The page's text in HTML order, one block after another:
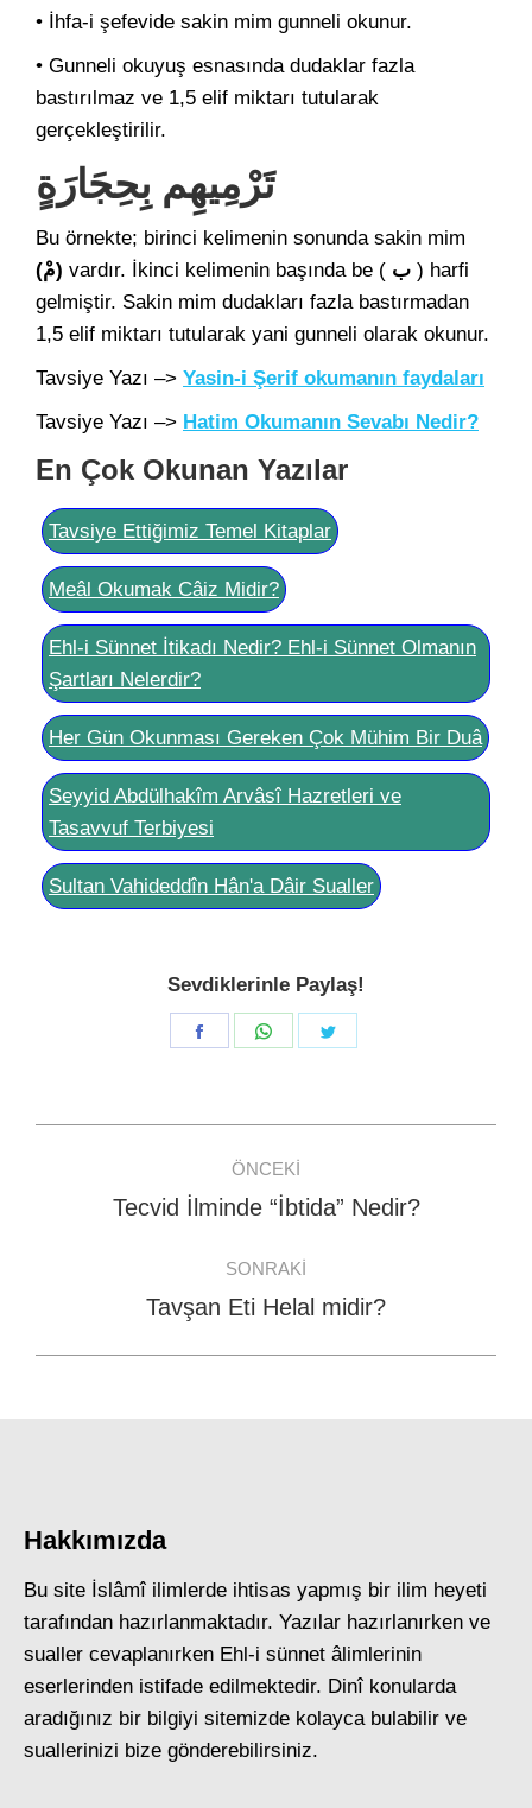
• İhfa-i şefevide sakin mim gunneli okunur.
• Gunneli okuyuş esnasında dudaklar fazla
bastırılmaz ve 1,5 elif miktarı tutularak
gerçekleştirilir.
تَرْمِيهِم بِحِجَارَةٍ
Bu örnekte; birinci kelimenin sonunda sakin mim
(مْ) vardır. İkinci kelimenin başında be ( ب ) harfi
gelmiştir. Sakin mim dudakları fazla bastırmadan
1,5 elif miktarı tutularak yani gunneli olarak okunur.
Tavsiye Yazı –> Yasin-i Şerif okumanın faydaları
Tavsiye Yazı –> Hatim Okumanın Sevabı Nedir?
En Çok Okunan Yazılar
Tavsiye Ettiğimiz Temel Kitaplar
Meâl Okumak Câiz Midir?
Ehl-i Sünnet İtikadı Nedir? Ehl-i Sünnet Olmanın
Şartları Nelerdir?
Her Gün Okunması Gereken Çok Mühim Bir Duâ
Seyyid Abdülhakîm Arvâsî Hazretleri ve
Tasavvuf Terbiyesi
Sultan Vahideddîn Hân'a Dâir Sualler
Sevdiklerinle Paylaş!
Share
Share
navigation
ÖNCEKI
Previous
Tecvid İlminde “İbtida” Nedir?
SONRAKI
Next
Tavşan Eti Helal midir?
Hakkımızda
Bu site İslâmî ilimlerde ihtisas yapmış bir ilim heyeti
tarafından hazırlanmaktadır. Yazılar hazırlanırken ve
sualler cevaplanırken Ehl-i sünnet âlimlerinin
eserlerinden istifade edilmektedir. Dinî konularda
aradığınız bir bilgiyi sitemizde kolayca bulabilir ve
suallerinizi bize gönderebilirsiniz.